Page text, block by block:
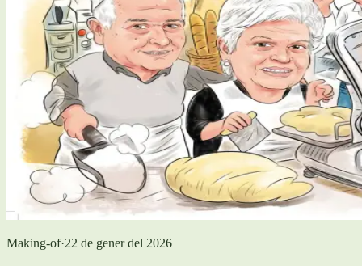
Making-of·22 de gener del 2026